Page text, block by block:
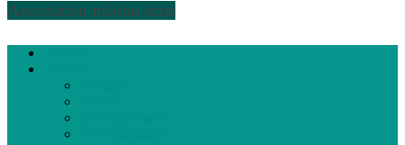
Association médias écris